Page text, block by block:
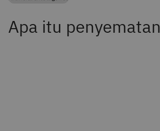
Apa itu penyematan